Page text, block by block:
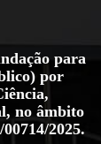
para
por
no âmbito
2025.